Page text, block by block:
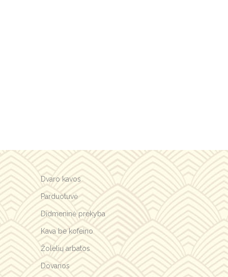
Dvaro kavos
Parduotuvė
Didmeninė prekyba
Kava be kofeino
Žolelių arbatos
Dovanos